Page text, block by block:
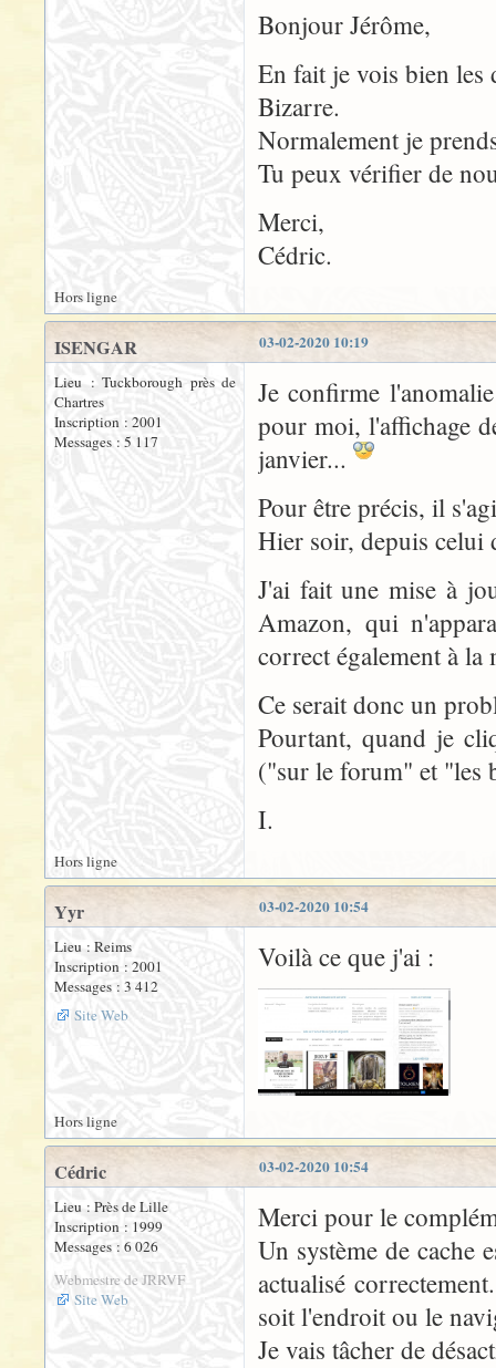
Bonjour Jérôme,
En fait je vois bien les
Bizarre.
Normalement je
Tu peux vérifier de
Merci,
Cédric.
Hors ligne
03-02-2020 10:19
ISENGAR
Lieu : Tuckborough près de
Chartres
Inscription : 2001
Messages : 5 117
Je confirme
pour moi, l'affichage
janvier...
Pour être précis, il
Hier soir, depuis celui
J'ai fait une mise à
Amazon, qui
correct également à la
Ce serait donc un
Pourtant, quand je
("sur le forum" et "les
I.
Hors ligne
03-02-2020 10:54
Yyr
Lieu : Reims
Inscription : 2001
Messages : 3 412
Site Web
Voilà ce que j'ai :
Hors ligne
03-02-2020 10:54
Cédric
Lieu : Près de Lille
Inscription : 1999
Messages : 6 026
Webmestre de JRRVF
Site Web
Merci pour le
Un système de cache
actualisé
soit l'endroit ou le
Je vais tâcher de